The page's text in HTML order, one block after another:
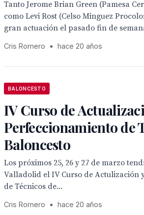
Tanto Jerome Brian Green (Pamesa
como Levi Rost (Celso Minguez
gran actuación el pasado fin de
Cris Romero • hace 20 años
BALONCESTO
IV Curso de
Perfeccionamiento de
Baloncesto
Los próximos 25, 26 y 27 de marzo
Valladolid el IV Curso de Actulización
de Técnicos de...
Cris Romero • hace 20 años